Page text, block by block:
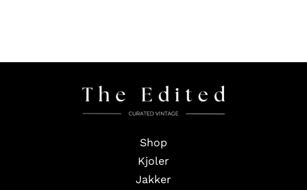
Shop
Kjoler
Jakker